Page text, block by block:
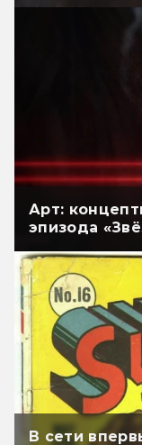
Арт:
эпизода
В сети